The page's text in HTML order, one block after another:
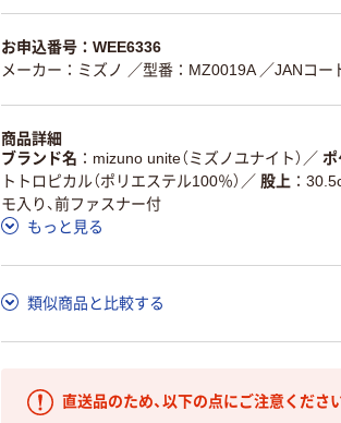
お申込番号：WEE6336
メーカー：ミズノ
／型番：MZ0019A ／JANコ
商品詳細
ブランド名
mizuno unite（ミズノユナイト） ／ ポ
トトロピカル（ポリエステル100％） ／ 股上
モ入り、前ファスナー付
もっと見る
類似商品と比較する
直送品のため、以下の点にご注意ください